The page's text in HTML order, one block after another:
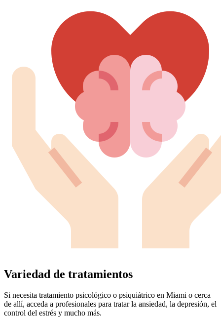
Variedad de tratamientos
Si necesita tratamiento psicológico o psiquiátrico en Miami o cerca
de allí, acceda a profesionales para tratar la ansiedad, la depresión, el
control del estrés y mucho más.